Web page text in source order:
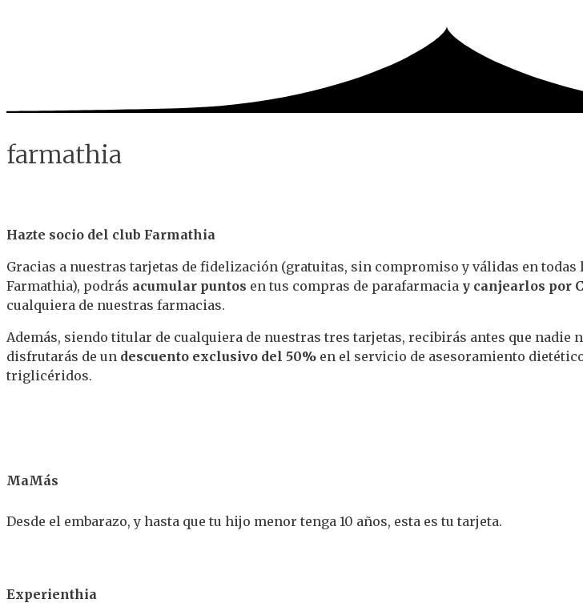
farmathia
Hazte socio del club Farmathia
Gracias a nuestras tarjetas de fidelización (gratuitas, sin compromiso y válidas en todas
Farmathia), podrás acumular puntos en tus compras de parafarmacia y canjearlos por
cualquiera de nuestras farmacias.
Además, siendo titular de cualquiera de nuestras tres tarjetas, recibirás antes que nadie
disfrutarás de un descuento exclusivo del 50% en el servicio de asesoramiento
triglicéridos.
MaMás
Desde el embarazo, y hasta que tu hijo menor tenga 10 años, esta es tu tarjeta.
Experienthia